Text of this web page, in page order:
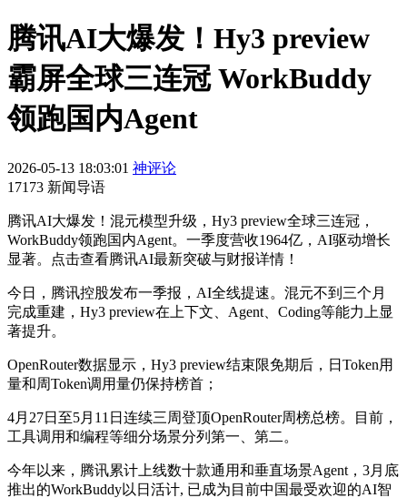
腾讯AI大爆发！Hy3 preview
霸屏全球三连冠 WorkBuddy
领跑国内Agent
2026-05-13 18:03:01 神评论
17173 新闻导语
腾讯AI大爆发！混元模型升级，Hy3 preview全球三连冠，
WorkBuddy领跑国内Agent。一季度营收1964亿，AI驱动增长
显著。点击查看腾讯AI最新突破与财报详情！
今日，腾讯控股发布一季报，AI全线提速。混元不到三个月
完成重建，Hy3 preview在上下文、Agent、Coding等能力上显
著提升。
OpenRouter数据显示，Hy3 preview结束限免期后，日Token用
量和周Token调用量仍保持榜首；
4月27日至5月11日连续三周登顶OpenRouter周榜总榜。目前，
工具调用和编程等细分场景分列第一、第二。
今年以来，腾讯累计上线数十款通用和垂直场景Agent，3月底
推出的WorkBuddy以日活计, 已成为目前中国最受欢迎的AI智